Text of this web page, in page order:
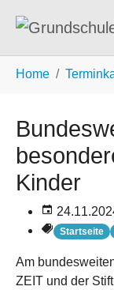
Home
Kinder
Startseite
Am
ZEIT und der